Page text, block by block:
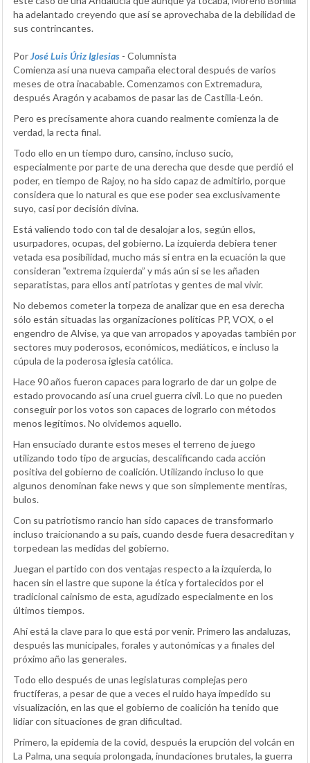
ha adelantado creyendo que así se aprovechaba de la debilidad de
sus contrincantes.
PorJosé Luis Úriz Iglesias - Columnista
Comienza así una nueva campaña electoral después de varios
meses de otra inacabable. Comenzamos con Extremadura,
después Aragón y acabamos de pasar las de Castilla-León.
Pero es precisamente ahora cuando realmente comienza la de
verdad, la recta final.
Todo ello en un tiempo duro, cansino, incluso sucio,
especialmente por parte de una derecha que desde que perdió el
poder, en tiempo de Rajoy, no ha sido capaz de admitirlo, porque
considera que lo natural es que ese poder sea exclusivamente
suyo, casi por decisión divina.
Está valiendo todo con tal de desalojar a los, según ellos,
usurpadores, ocupas, del gobierno. La izquierda debiera tener
vetada esa posibilidad, mucho más si entra en la ecuación la que
consideran "extrema izquierda” y más aún si se les añaden
separatistas, para ellos anti patriotas y gentes de mal vivir.
No debemos cometer la torpeza de analizar que en esa derecha
sólo están situadas las organizaciones políticas PP, VOX, o el
engendro de Alvise, ya que van arropados y apoyadas también por
sectores muy poderosos, económicos, mediáticos, e incluso la
cúpula de la poderosa iglesia católica.
Hace 90 años fueron capaces para lograrlo de dar un golpe de
estado provocando así una cruel guerra civil. Lo que no pueden
conseguir por los votos son capaces de lograrlo con métodos
menos legítimos. No olvidemos aquello.
Han ensuciado durante estos meses el terreno de juego
utilizando todo tipo de argucias, descalificando cada acción
positiva del gobierno de coalición. Utilizando incluso lo que
algunos denominan fake news y que son simplemente mentiras,
bulos.
Con su patriotismo rancio han sido capaces de transformarlo
incluso traicionando a su país, cuando desde fuera desacreditan y
torpedean las medidas del gobierno.
Juegan el partido con dos ventajas respecto a la izquierda, lo
hacen sin el lastre que supone la ética y fortalecidos por el
tradicional cainismo de esta, agudizado especialmente en los
últimos tiempos.
Ahí está la clave para lo que está por venir. Primero las andaluzas,
después las municipales, forales y autonómicas y a finales del
próximo año las generales.
Todo ello después de unas legislaturas complejas pero
fructíferas, a pesar de que a veces el ruido haya impedido su
visualización, en las que el gobierno de coalición ha tenido que
lidiar con situaciones de gran dificultad.
Primero, la epidemia de la covid, después la erupción del volcán en
La Palma, una sequía prolongada, inundaciones brutales, la guerra